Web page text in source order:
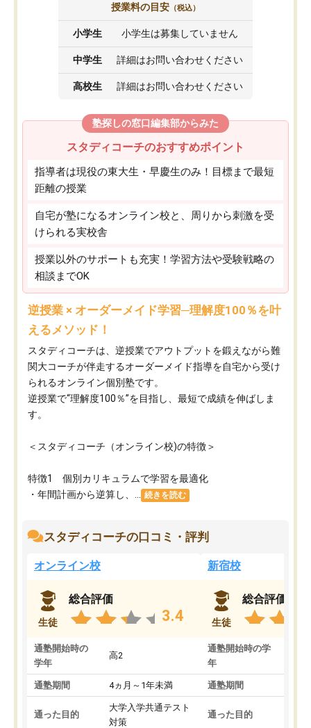
授業料の目安 （税込）
小学生 小学生は募集していません
中学生 詳細はお問い合わせください
高校生 詳細はお問い合わせください
塾探しの窓口編集部からみた
スタディコーチのおすすめポイント
指導者は現役の東大生・早慶生のみ！目標まで最短
距離の授業
自宅が塾になるオンライン校と、周りから刺激を受
けられる実校舎
授業以外のサポートも充実！学習方法や受験戦略の
相談までOK
逆授業 × オーダーメイド学習─理解度100％を叶
えるメソッド！
スタディコーチは、逆授業でアウトプットを鍛えながら難
関大コーチが伴走するオーダーメイド指導を自宅から受け
られるオンライン個別塾です。
逆授業で“理解度100％”を目指し、最短で成績を伸ばしま
す。
＜スタディコーチ（オンライン校)の特徴＞
特徴1 個別カリキュラムで学習を最適化
・年間計画から逆算し、...
続きを読む
スタディコーチの口コミ・評判
オンライン校
生徒
総合評価
3.4
通塾開始時の
学年
高2
通塾期間 4ヵ月～1年未満
通った目的
大学入学共通テスト
対策
新宿校
生徒
総合評価
通塾開始時の学
年
通塾期間
通った目的